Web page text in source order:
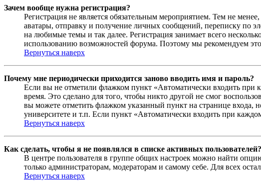
Зачем вообще нужна регистрация?
Регистрация не является обязательным мероприятием. Тем не
аватары, отправку и получение личных сообщений, переписку по
на любимые темы и так далее. Регистрация занимает всего
использованию возможностей форума. Поэтому мы рекомендуем это
Вернуться наверх
Почему мне периодически приходится заново вводить имя и пароль?
Если вы не отметили флажком пункт «Автоматически входить при
время. Это сделано для того, чтобы никто другой не смог
вы можете отметить флажком указанный пункт на странице входа,
университете и т.п. Если пункт «Автоматически входить при
Вернуться наверх
Как сделать, чтобы я не появлялся в списке активных пользователей?
В центре пользователя в группе общих настроек можно найти
только администраторам, модераторам и самому себе. Для всех
Вернуться наверх